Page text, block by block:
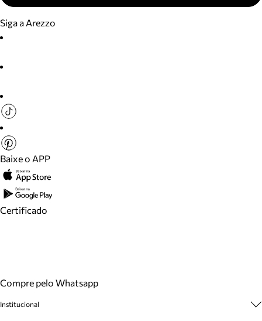
Siga a Arezzo
Baixe o APP
Certificado
Compre pelo Whatsapp
Institucional